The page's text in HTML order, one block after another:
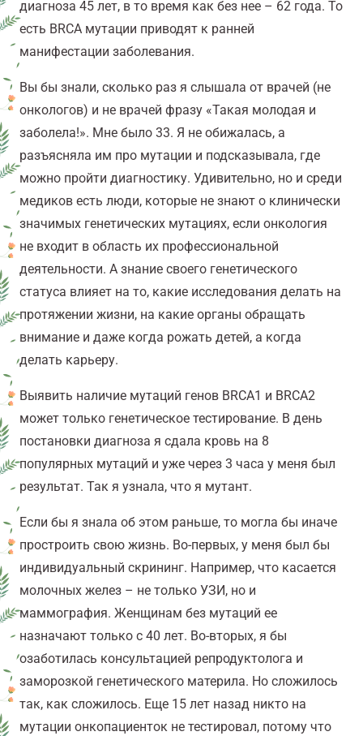
диагноза 45 лет, в то время как без нее – 62 года. То
есть BRCA мутации приводят к ранней
манифестации заболевания.
Вы бы знали, сколько раз я слышала от врачей (не
онкологов) и не врачей фразу «Такая молодая и
заболела!». Мне было 33. Я не обижалась, а
разъясняла им про мутации и подсказывала, где
можно пройти диагностику. Удивительно, но и среди
медиков есть люди, которые не знают о клинически
значимых генетических мутациях, если онкология
не входит в область их профессиональной
деятельности. А знание своего генетического
статуса влияет на то, какие исследования делать на
протяжении жизни, на какие органы обращать
внимание и даже когда рожать детей, а когда
делать карьеру.
Выявить наличие мутаций генов BRCA1 и BRCA2
может только генетическое тестирование. В день
постановки диагноза я сдала кровь на 8
популярных мутаций и уже через 3 часа у меня был
результат. Так я узнала, что я мутант.
Если бы я знала об этом раньше, то могла бы иначе
простроить свою жизнь. Во-первых, у меня был бы
индивидуальный скрининг. Например, что касается
молочных желез – не только УЗИ, но и
маммография. Женщинам без мутаций ее
назначают только с 40 лет. Во-вторых, я бы
озаботилась консультацией репродуктолога и
заморозкой генетического материла. Но сложилось
так, как сложилось. Еще 15 лет назад никто на
мутации онкопациенток не тестировал, потому что